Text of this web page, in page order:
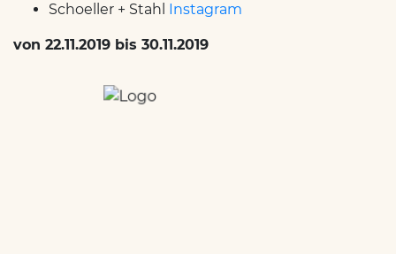
Schoeller + Stahl Instagram
von 22.11.2019 bis 30.11.2019